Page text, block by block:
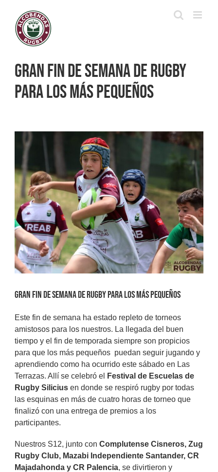
contenido
Gran fin de semana de rugby
para los más pequeños
imagen
grande
Gran fin de semana de rugby para los más pequeños
Este fin de semana ha estado repleto de torneos
amistosos para los nuestros. La llegada del buen
tiempo y el fin de temporada siempre son propicios
para que los más pequeños puedan seguir jugando y
aprendiendo como ha ocurrido este sábado en Las
Terrazas. Allí se celebró el
Festival de Escuelas de
Rugby Silicius en donde se respiró rugby por todas
las esquinas en más de cuatro horas de torneo que
finalizó con una entrega de premios a los
participantes.
Nuestros S12, junto con Complutense Cisneros, Zug
Rugby Club, Mazabi Independiente Santander, CR
Majadahonda y CR Palencia, se divirtieron y